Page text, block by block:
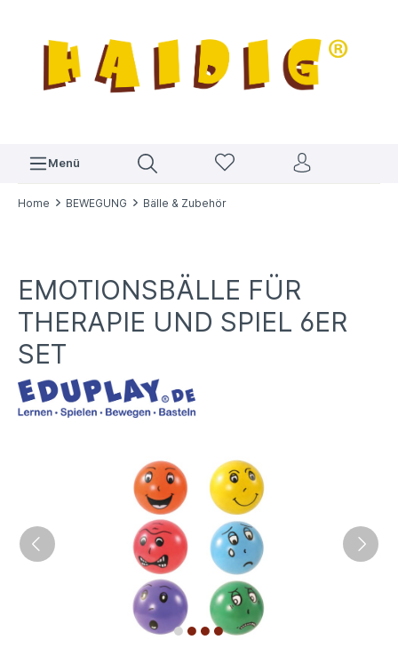
Menü
Home BEWEGUNG Bälle & Zubehör
EMOTIONSBÄLLE FÜR
THERAPIE UND SPIEL 6ER
SET